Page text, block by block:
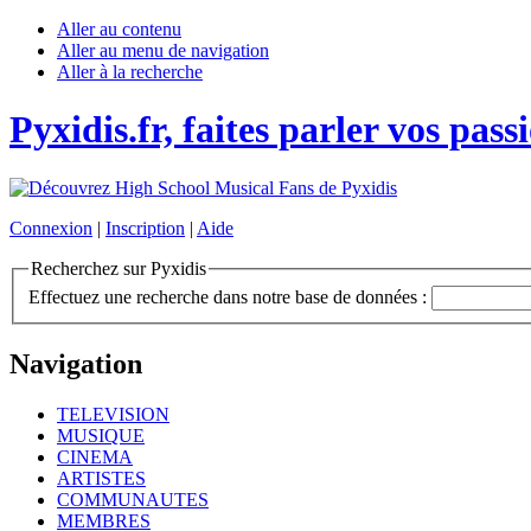
Aller au contenu
Aller au menu de navigation
Aller à la recherche
Pyxidis.fr, faites parler vos
Connexion | Inscription | Aide
Recherchez sur Pyxidis
Effectuez une recherche dans notre base de données :
Navigation
TELEVISION
MUSIQUE
CINEMA
ARTISTES
COMMUNAUTES
MEMBRES